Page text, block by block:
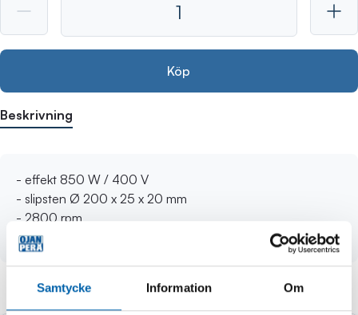
Samtycke Information Om
Köp
Beskrivning
- effekt 850 W / 400 V
- slipsten Ø 200 x 25 x 20 mm
- 2800 rpm
- vikt 18 kg
Andra köpte även